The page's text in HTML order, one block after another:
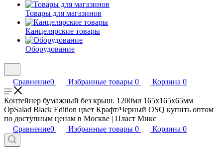
Товары для магазинов
Канцелярские товары
Оборудование
Сравнение0 Избранные товары 0 Корзина 0
Контейнер бумажный без крыш. 1200мл 165х165х65мм
OpSalad Black Edition цвет Крафт/Черный OSQ купить оптом
по доступным ценам в Москве | Пласт Микс
Сравнение0 Избранные товары 0 Корзина 0